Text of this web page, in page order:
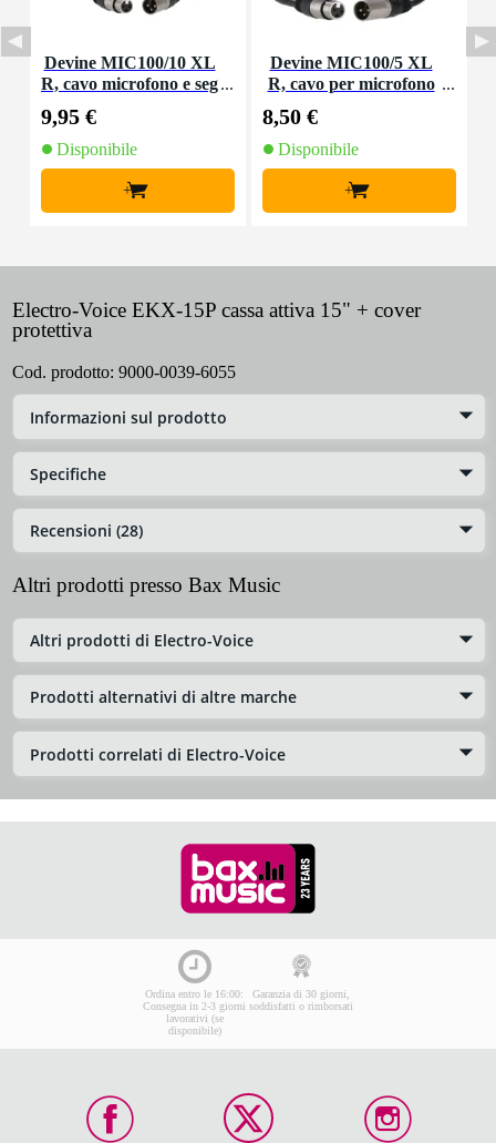
Devine MIC100/10 XL
R, cavo microfono e seg
9,95 €
Disponibile
+
Devine MIC100/5 XL
R, cavo per microfono
8,50 €
Disponibile
+
Electro-Voice EKX-15P cassa attiva 15" + cover
protettiva
Cod. prodotto: 9000-0039-6055
Informazioni sul prodotto
Specifiche
Recensioni (28)
Altri prodotti presso Bax Music
Altri prodotti di Electro-Voice
Prodotti alternativi di altre marche
Prodotti correlati di Electro-Voice
Ordina entro le 16:00:
Consegna in 2-3 giorni
lavorativi (se
disponibile)
Garanzia di 30 giorni,
soddisfatti o rimborsati